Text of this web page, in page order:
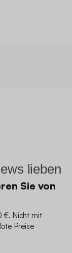
lieben
Sie von
€. Nicht mit
Preise